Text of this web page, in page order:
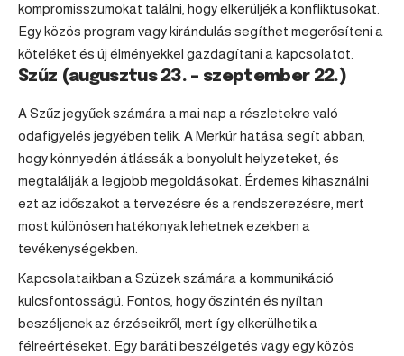
kompromisszumokat találni, hogy elkerüljék a konfliktusokat.
Egy közös program vagy kirándulás segíthet megerősíteni a
köteléket és új élményekkel gazdagítani a kapcsolatot.
Szűz (augusztus 23. – szeptember 22.)
A Szűz jegyűek számára a mai nap a részletekre való
odafigyelés jegyében telik. A Merkúr hatása segít abban,
hogy könnyedén átlássák a bonyolult helyzeteket, és
megtalálják a legjobb megoldásokat. Érdemes kihasználni
ezt az időszakot a tervezésre és a rendszerezésre, mert
most különösen hatékonyak lehetnek ezekben a
tevékenységekben.
Kapcsolataikban a Szüzek számára a kommunikáció
kulcsfontosságú. Fontos, hogy őszintén és nyíltan
beszéljenek az érzéseikről, mert így elkerülhetik a
félreértéseket. Egy baráti beszélgetés vagy egy közös